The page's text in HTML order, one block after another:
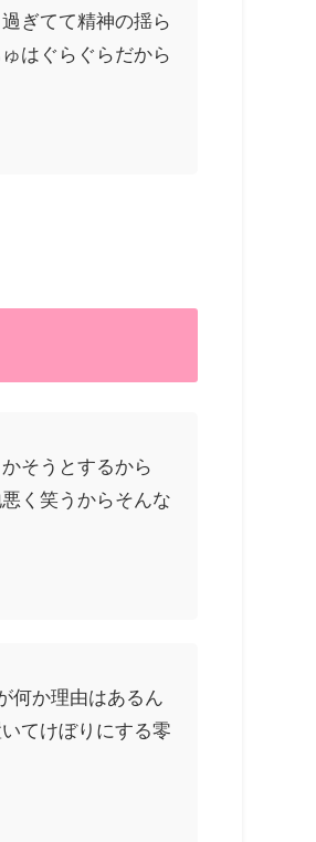
ぎてて精神の揺ら
はぐらぐらだから
そうとするから
く笑うからそんな
何か理由はあるん
てけぼりにする零